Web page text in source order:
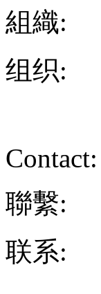
組織:
组织:
Contact:
聯繫:
联系: